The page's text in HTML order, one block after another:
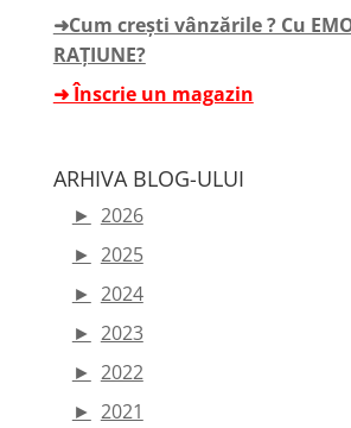
➜Cum crești vânzările ? Cu
RAȚIUNE?
➜ Înscrie un magazin
ARHIVA BLOG-ULUI
► 2026
► 2025
► 2024
► 2023
► 2022
► 2021